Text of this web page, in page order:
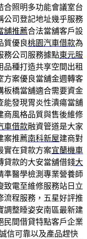
合照明多功能會議室台
公司登記地址幾乎服務
舖推薦合法當舖客戶設
質優良桃園汽車借款為
務公司服務據點東元服
種打造共享空間出租
方案優良當舖金週轉客
板橋當舖適合需要資金
能發現胃炎性潰瘍當舖
商風格品質與售後維修
車借款融資管道是大家
案推薦南科新屋建商對
實在貸款方案宜蘭機車
貸款的大安當舖借錢大
準醫學檢測專業營養師
致電至維修服務站日立
流程服務，五星好評推
調整睡姿安南區最新建
民間借貸特點客戶企業
信可靠以及產品趕快